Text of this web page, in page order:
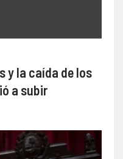
y la caída de los
a subir